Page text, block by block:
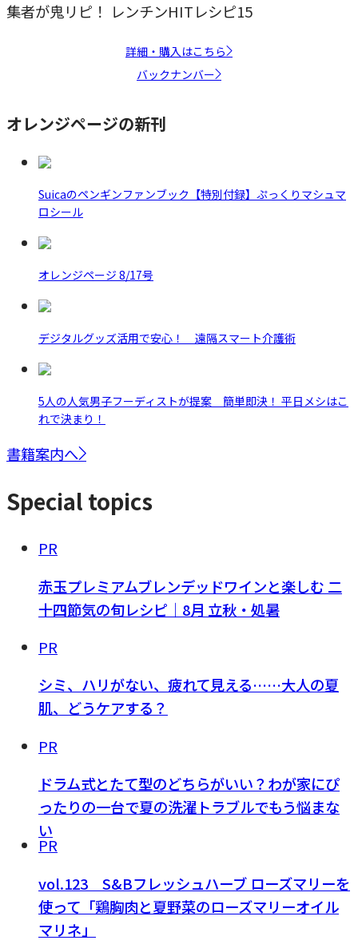
集者が鬼リピ！ レンチンHITレシピ15
詳細・購入はこちら
バックナンバー
オレンジページの新刊
Suicaのペンギンファンブック【特別付録】ぷっくりマシュマ
ロシール
オレンジページ 8/17号
デジタルグッズ活用で安心！ 遠隔スマート介護術
5人の人気男子フーディストが提案 簡単即決！ 平日メシはこ
れで決まり！
書籍案内へ
Special topics
PR
赤玉プレミアムブレンデッドワインと楽しむ 二
十四節気の旬レシピ｜8月 立秋・処暑
PR
シミ、ハリがない、疲れて見える……大人の夏
肌、どうケアする？
PR
ドラム式とたて型のどちらがいい？わが家にぴ
ったりの一台で夏の洗濯トラブルでもう悩まな
い
PR
vol.123 S&Bフレッシュハーブ ローズマリーを
使って「鶏胸肉と夏野菜のローズマリーオイル
マリネ」